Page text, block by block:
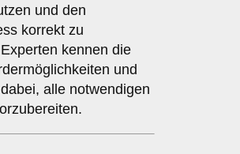
und den
korrekt zu
kennen die
und
alle notwendigen